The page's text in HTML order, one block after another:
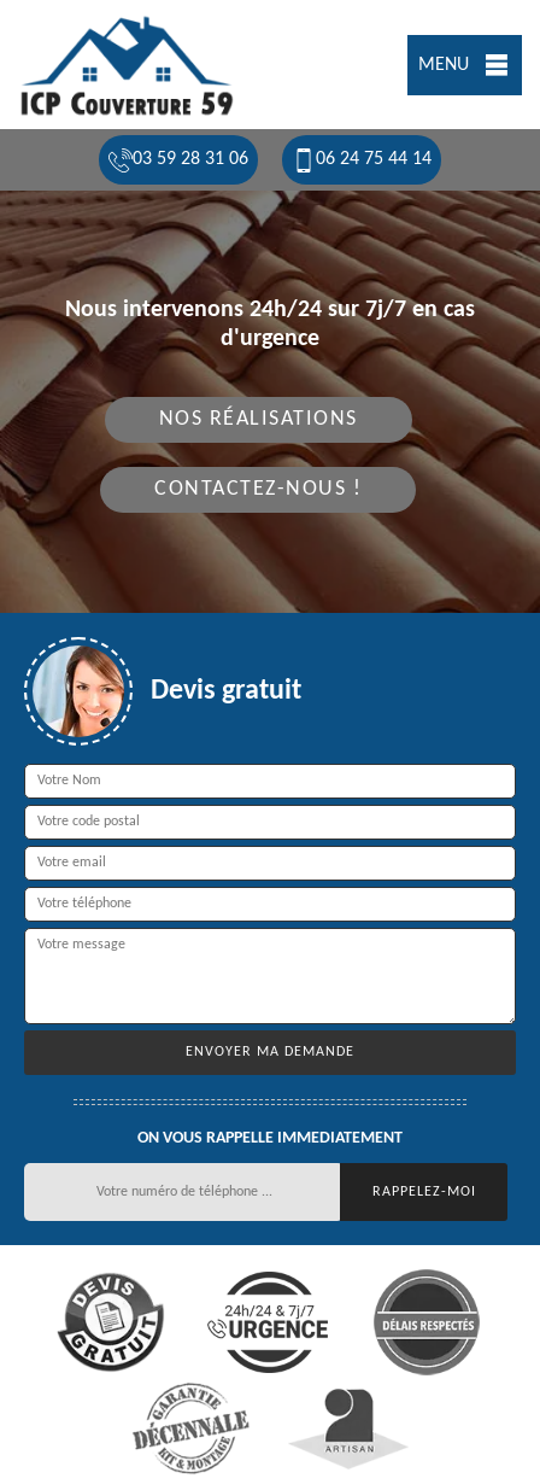
MENU
03 59 28 31 06 06 24 75 44 14
Nous intervenons 24h/24 sur 7j/7 en cas
d'urgence
NOS RÉALISATIONS
CONTACTEZ-NOUS !
Devis gratuit
ON VOUS RAPPELLE IMMEDIATEMENT